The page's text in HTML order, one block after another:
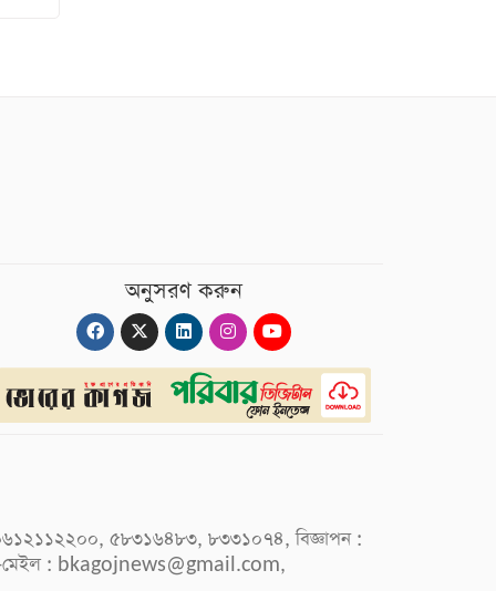
অনুসরণ করুন
৫৮৩১৬৪৮৩, ৮৩৩১০৭৪, বিজ্ঞাপন :
: bkagojnews@gmail.com,